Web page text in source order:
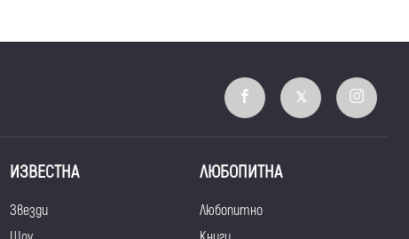
ИЗВЕСТНА
Звезди
ЛЮБОПИТНА
Любопитно